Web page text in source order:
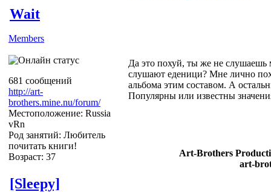
Wait
Members
681 сообщений
http://art-
brothers.mine.nu/forum/
Местоположение: Russia
vRn
Род занятий: Любитель
почитать книги!
Возраст: 37
Да это похуй, ты же не слушаешь
слушают еденици? Мне лично
альбома этим составом. А
Популярны или известны
Art-Brothers
art-
[Sleepy]